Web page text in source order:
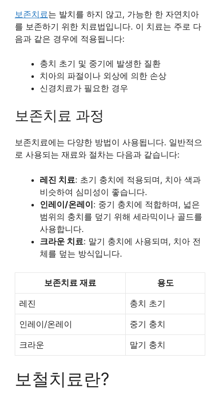
보존치료는 발치를 하지 않고, 가능한 한 자연치아
를 보존하기 위한 치료법입니다. 이 치료는 주로 다
음과 같은 경우에 적용됩니다:
충치 초기 및 중기에 발생한 질환
치아의 파절이나 외상에 의한 손상
신경치료가 필요한 경우
보존치료 과정
보존치료에는 다양한 방법이 사용됩니다. 일반적으
로 사용되는 재료와 절차는 다음과 같습니다:
레진 치료: 초기 충치에 적용되며, 치아 색과
비슷하여 심미성이 좋습니다.
인레이/온레이: 중기 충치에 적합하며, 넓은
범위의 충치를 덮기 위해 세라믹이나 골드를
사용합니다.
크라운 치료: 말기 충치에 사용되며, 치아 전
체를 덮는 방식입니다.
보존치료 재료 용도
레진 충치 초기
인레이/온레이 중기 충치
크라운 말기 충치
보철치료란?